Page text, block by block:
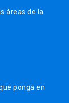
áreas de la
ponga en